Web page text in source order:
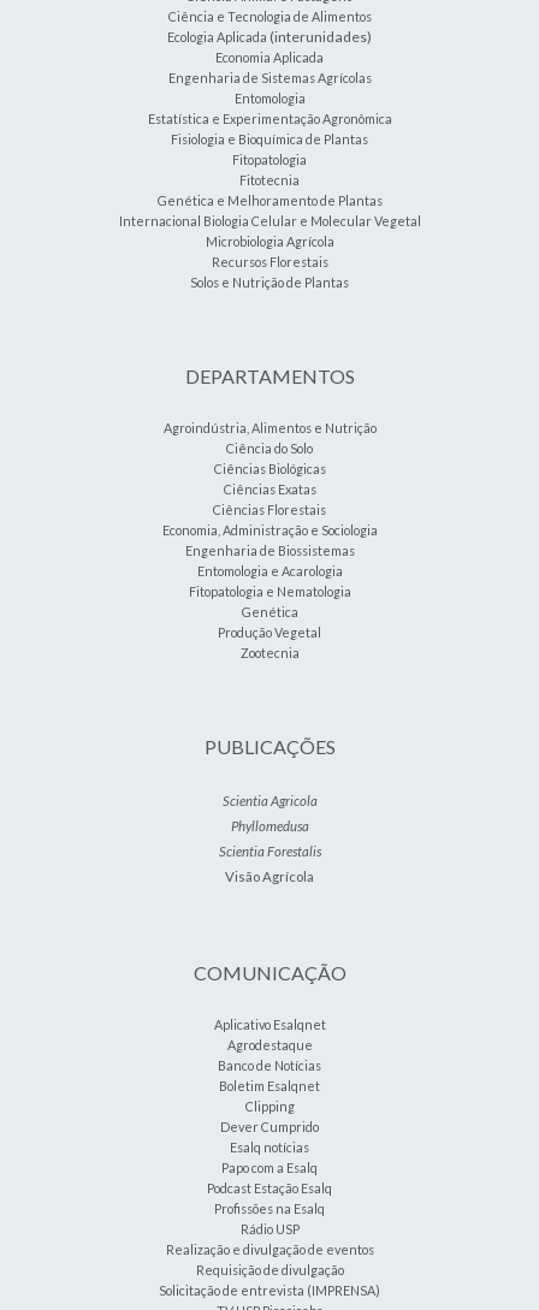
Ciência e Tecnologia de Alimentos
Ecologia Aplicada (interunidades)
Economia Aplicada
Engenharia de Sistemas Agrícolas
Entomologia
Estatística e Experimentação Agronômica
Fisiologia e Bioquímica de Plantas
Fitopatologia
Fitotecnia
Genética e Melhoramento de Plantas
Internacional Biologia Celular e Molecular Vegetal
Microbiologia Agrícola
Recursos Florestais
Solos e Nutrição de Plantas
DEPARTAMENTOS
Agroindústria, Alimentos e Nutrição
Ciência do Solo
Ciências Biológicas
Ciências Exatas
Ciências Florestais
Economia, Administração e Sociologia
Engenharia de Biossistemas
Entomologia e Acarologia
Fitopatologia e Nematologia
Genética
Produção Vegetal
Zootecnia
PUBLICAÇÕES
Scientia Agricola
Phyllomedusa
Scientia Forestalis
Visão Agrícola
COMUNICAÇÃO
Aplicativo Esalqnet
Agrodestaque
Banco de Notícias
Boletim Esalqnet
Clipping
Dever Cumprido
Esalq notícias
Papo com a Esalq
Podcast Estação Esalq
Profissões na Esalq
Rádio USP
Realização e divulgação de eventos
Requisição de divulgação
Solicitação de entrevista (IMPRENSA)